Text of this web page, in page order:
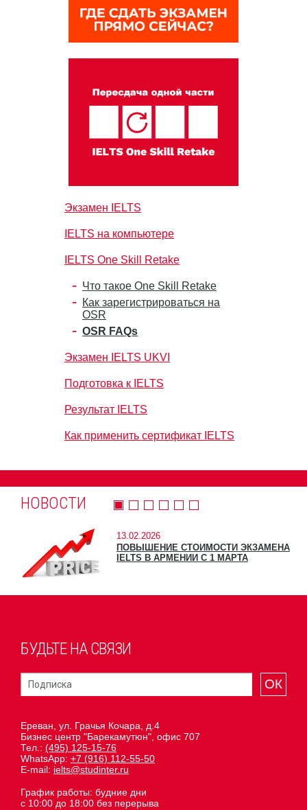
Экзамен IELTS
IELTS на компьютере
IELTS One Skill Retake
Что такое One Skill Retake
Как зарегистрироваться на
OSR
OSR FAQs
Экзамен IELTS UKVI
Подготовка к IELTS
Результат IELTS
Как применить сертификат IELTS
НОВОСТИ
13.02.2026
ПОВЫШЕНИЕ СТОИМОСТИ ЭКЗАМЕНА
IELTS В АРМЕНИИ С 1 МАРТА
БУДЬТЕ НА СВЯЗИ
ОК
Ереван, ул. Грачья Кочара, д.4
Бизнес центр "Барекамутюн", офис 707
Тел.: (495) 125-15-76
WhatsApp: +7 (916) 112-55-50
E-mail: ielts@studinter.ru
График работы: будние дни
с 10:00 до 18:00 без перерыва